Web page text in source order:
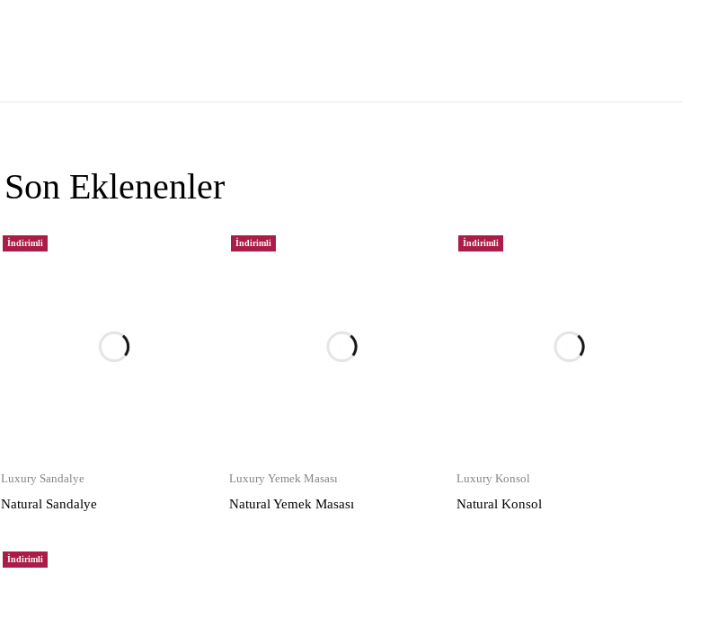
Son Eklenenler
İndirimli
Luxury Sandalye
Natural Sandalye
İndirimli
Luxury Yemek Masası
Natural Yemek Masası
İndirimli
Luxury Konsol
Natural Konsol
İndirimli